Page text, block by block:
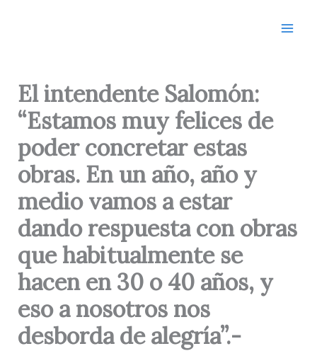
El intendente Salomón:
“Estamos muy felices de
poder concretar estas
obras. En un año, año y
medio vamos a estar
dando respuesta con obras
que habitualmente se
hacen en 30 o 40 años, y
eso a nosotros nos
desborda de alegría”.-